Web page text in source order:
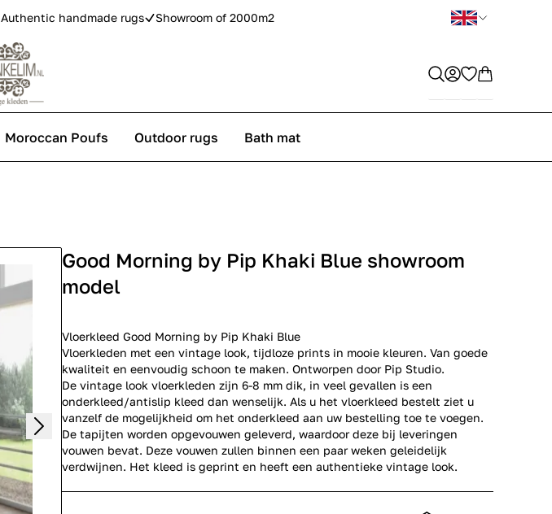
Authentic handmade rugs Showroom of 2000m2
Moroccan Poufs Outdoor rugs Bath mat
Good Morning by Pip Khaki Blue showroom
model
Vloerkleed Good Morning by Pip Khaki Blue
Vloerkleden met een vintage look, tijdloze prints in mooie kleuren. Van goede
kwaliteit en eenvoudig schoon te maken. Ontworpen door Pip Studio.
De vintage look vloerkleden zijn 6-8 mm dik, in veel gevallen is een
onderkleed/antislip kleed dan wenselijk. Als u het vloerkleed bestelt ziet u
vanzelf de mogelijkheid om het onderkleed aan uw bestelling toe te voegen.
De tapijten worden opgevouwen geleverd, waardoor deze bij leveringen
vouwen bevat. Deze vouwen zullen binnen een paar weken geleidelijk
verdwijnen. Het kleed is geprint en heeft een authentieke vintage look.